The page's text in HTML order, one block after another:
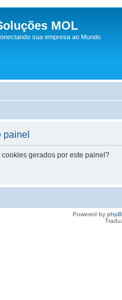
MOL
sua empresa ao Mundo
painel
gerados por este painel?
Powered by